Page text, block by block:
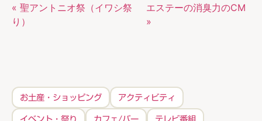
« 聖アントニオ祭（イワシ祭
り）
エステーの消臭力のCM
»
お土産・ショッピング アクティビティ
イベント・祭り カフェ/バー テレビ番組